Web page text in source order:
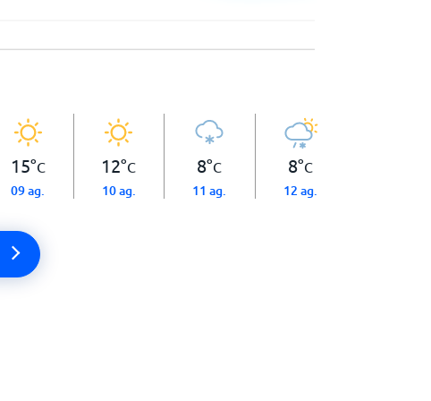
15°C
09 ag.
12°C
10 ag.
8°C
11 ag.
8°C
12 ag.